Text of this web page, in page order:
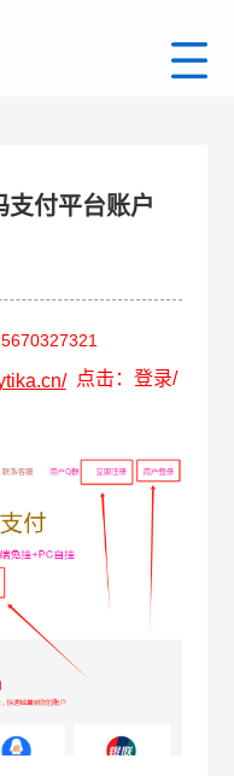
付平台账户
点击：登录/